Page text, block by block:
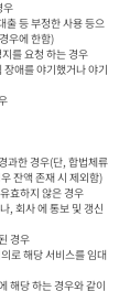
우에 한함)
잔액 존재 시 제외함)